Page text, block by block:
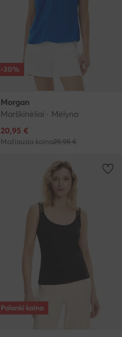
-30%
Morgan
Marškinėliai · Mėlyna
Dabartinė kaina
20,95 €
Mažiausia kaina29,95 €
Palanki kaina